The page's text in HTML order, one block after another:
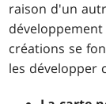
raison d'un
créations se
les développer